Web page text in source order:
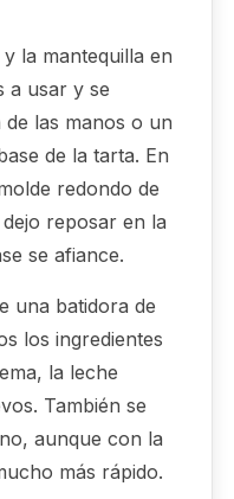
la mantequilla en
a usar y se
las manos o un
de la tarta. En
redondo de
reposar en la
se afiance.
una batidora de
los ingredientes
la leche
También se
aunque con la
más rápido.